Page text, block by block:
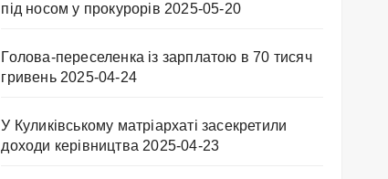
під носом у прокурорів 2025-05-20
Голова-переселенка із зарплатою в 70 тисяч
гривень 2025-04-24
У Куликівському матріархаті засекретили
доходи керівництва 2025-04-23